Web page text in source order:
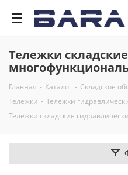
Тележки
Главная - Каталог - Складское
Тележки - Тележки
Тележки складские